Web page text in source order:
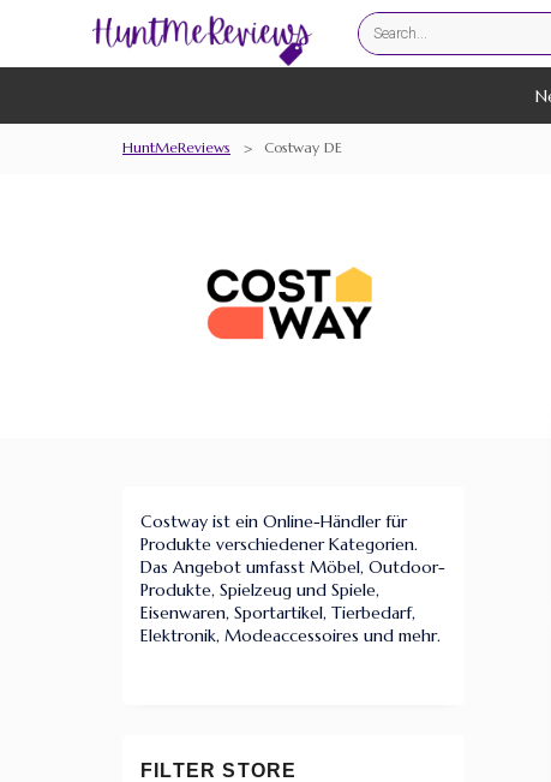
HuntMeReviews > Costway DE
Costway ist ein Online-Händler für
Produkte verschiedener Kategorien.
Das Angebot umfasst Möbel, Outdoor-
Produkte, Spielzeug und Spiele,
Eisenwaren, Sportartikel, Tierbedarf,
Elektronik, Modeaccessoires und mehr.
FILTER STORE